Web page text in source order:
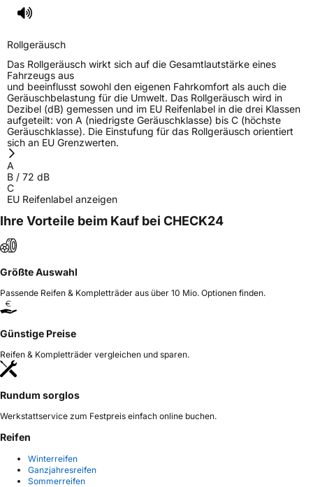
Fahrzeugklasse
3PMSF / Schneeflockensymbol / Alpine-Symbol
EPREL ID444587
Allgemeine Produktsicherheit (GPSR)
Rollgeräusch
Das Rollgeräusch wirkt sich auf die Gesamtlautstärke eines
Fahrzeugs aus
und beeinflusst sowohl den eigenen Fahrkomfort als auch die
Geräuschbelastung für die Umwelt. Das Rollgeräusch wird in
Dezibel (dB) gemessen und im EU Reifenlabel in die drei Klassen
aufgeteilt: von A (niedrigste Geräuschklasse) bis C (höchste
Geräuschklasse). Die Einstufung für das Rollgeräusch orientiert
sich an EU Grenzwerten.
A
B / 72 dB
C
EU Reifenlabel anzeigen
Ihre Vorteile beim Kauf bei CHECK24
Größte Auswahl
Passende Reifen & Kompletträder aus über 10 Mio. Optionen finden.
Günstige Preise
Reifen & Kompletträder vergleichen und sparen.
Rundum sorglos
Werkstattservice zum Festpreis einfach online buchen.
Reifen
Winterreifen
Ganzjahresreifen
Sommerreifen